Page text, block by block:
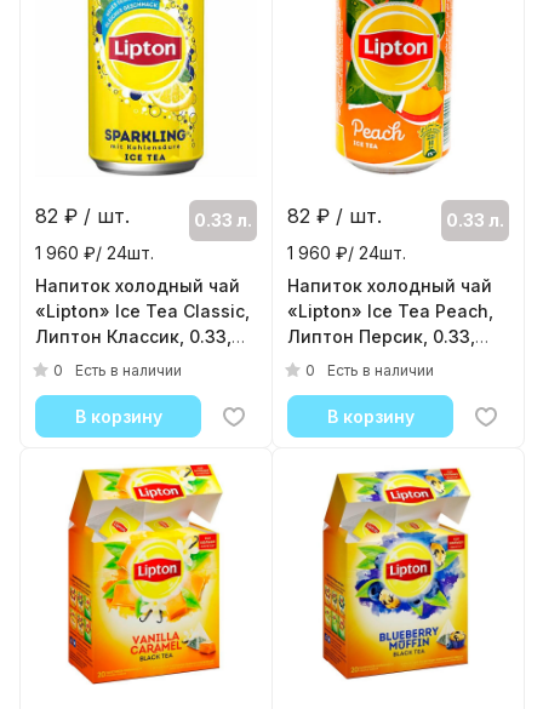
82 ₽ / шт.
0.33 л.
1 960 ₽/ 24шт.
Напиток холодный чай
«Lipton» Ice Tea Classic,
Липтон Классик, 0.33,
газ, банка
0 Есть в наличии
В корзину
82 ₽ / шт.
0.33 л.
1 960 ₽/ 24шт.
Напиток холодный чай
«Lipton» Ice Tea Peach,
Липтон Персик, 0.33,
банка
0 Есть в наличии
В корзину